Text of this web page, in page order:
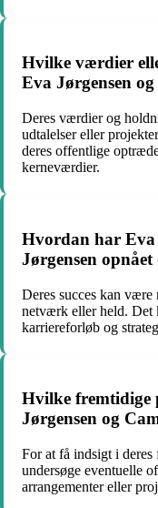
Hvilke værdier
Eva Jørgensen
Deres værdier og
udtalelser eller
deres offentlige
kerneværdier.
Hvordan har Eva
Jørgensen opnået
Deres succes kan være
netværk eller held. Det
karriereforløb og
Hvilke fremtidige
Jørgensen og
For at få indsigt i
undersøge eventuelle
arrangementer eller